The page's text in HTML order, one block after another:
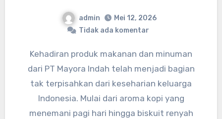
admin
Mei 12, 2026
Tidak ada komentar
Kehadiran produk makanan dan minuman
dari PT Mayora Indah telah menjadi bagian
tak terpisahkan dari keseharian keluarga
Indonesia. Mulai dari aroma kopi yang
menemani pagi hari hingga biskuit renyah